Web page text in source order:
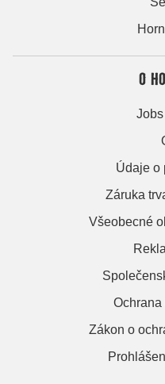
O
Údaje o
Záruka
Všeobecné
Ochrana
Zákon o